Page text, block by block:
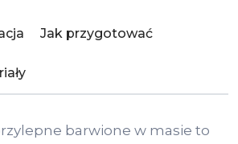
Jak przygotować
barwione w masie to